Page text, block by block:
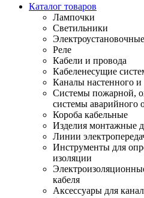
Каталог товаров
Лампочки
Светильники
Реле
Кабели и провода
Кабеленесущие
Каналы настенного
Системы пожарной,
системы аварийного
Короба кабельные
Изделия монтажные
Линии
Инструменты для
изоляции
кабеля
Аксессуары для